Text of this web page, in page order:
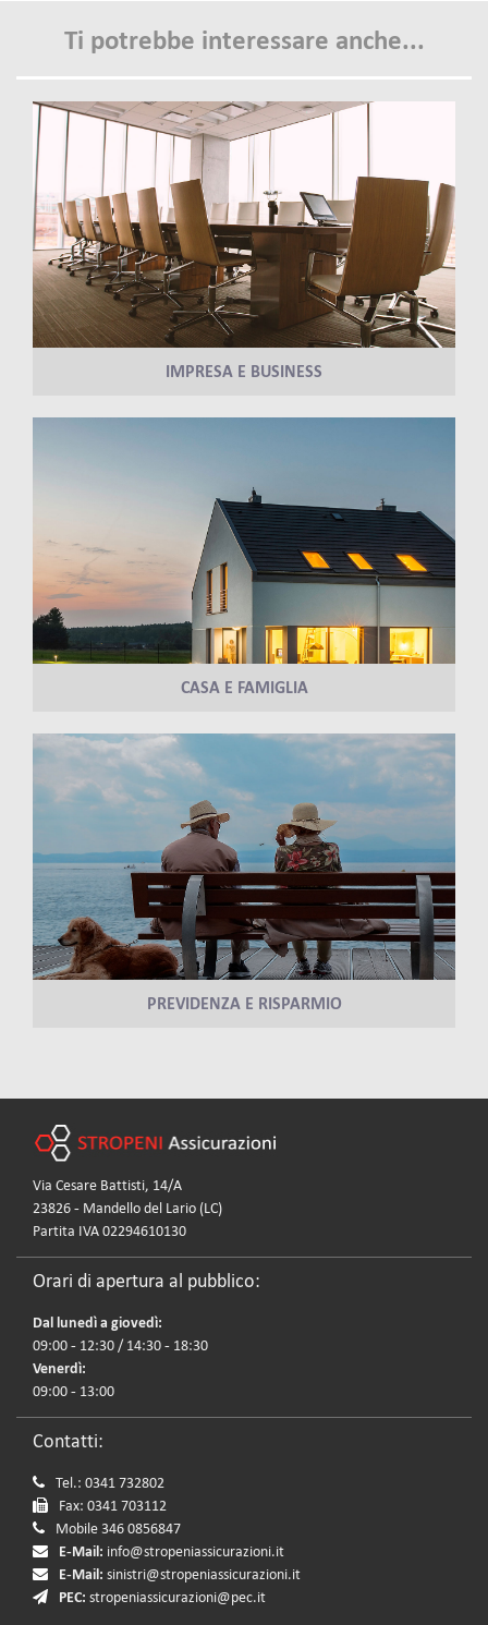
Ti potrebbe interessare anche...
IMPRESA E BUSINESS
CASA E FAMIGLIA
PREVIDENZA E RISPARMIO
Via Cesare Battisti, 14/A
23826 - Mandello del Lario (LC)
Partita IVA 02294610130
Orari di apertura al pubblico:
Dal lunedì a giovedì:
09:00 - 12:30 / 14:30 - 18:30
Venerdì:
09:00 - 13:00
Contatti:
Tel.: 0341 732802
Fax: 0341 703112
Mobile 346 0856847
E-Mail: info@stropeniassicurazioni.it
E-Mail: sinistri@stropeniassicurazioni.it
PEC: stropeniassicurazioni@pec.it